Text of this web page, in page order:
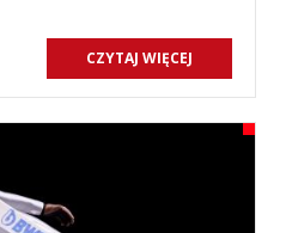
CZYTAJ WIĘCEJ